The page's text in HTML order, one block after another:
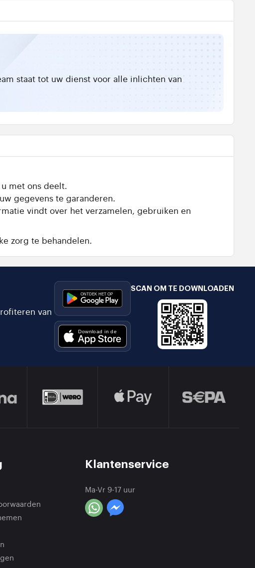
staat tot uw dienst voor alle inlichten van
met ons deelt.
gegevens te garanderen.
vindt over het verzamelen, gebruiken en
zorg te behandelen.
van
SCAN OM TE DOWNLOADEN
Klantenservice
Ma-Vr 9-17 uur